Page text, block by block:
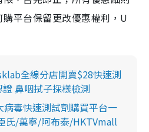
平台保留更改優惠權利，U
全線分店開賣$28快速測
鼻咽拭子採樣檢測
病毒快速測試劑購買平台一
氏/萬寧/阿布泰/HKTVmall